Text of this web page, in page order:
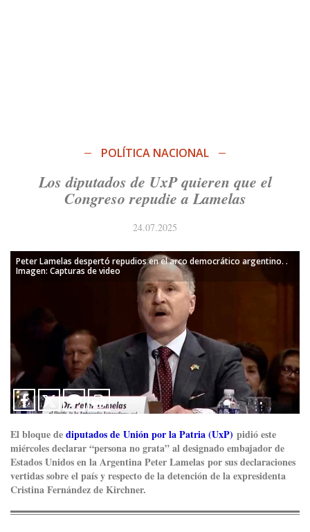
POLÍTICA NACIONAL
Los diputados de UxP quieren que el
Congreso repudie a Lamelas
24.07.2025
Peter Lamelas despertó repudios en el arco democrático argentino. .
Imagen: Capturas de video
El bloque dediputados de Unión por la Patria (UxP) pidió este
miércoles declarar “persona no grata” al designado embajador de
Estados Unidos en la Argentina Peter Lamelas por sus declaraciones
vertidas sobre el país y respecto de la detención de la expresidenta
Cristina Fernández de Kirchner.